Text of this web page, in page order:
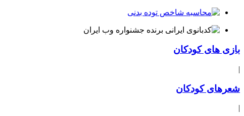
بازی های کودکان
|
شعرهای کودکان
|